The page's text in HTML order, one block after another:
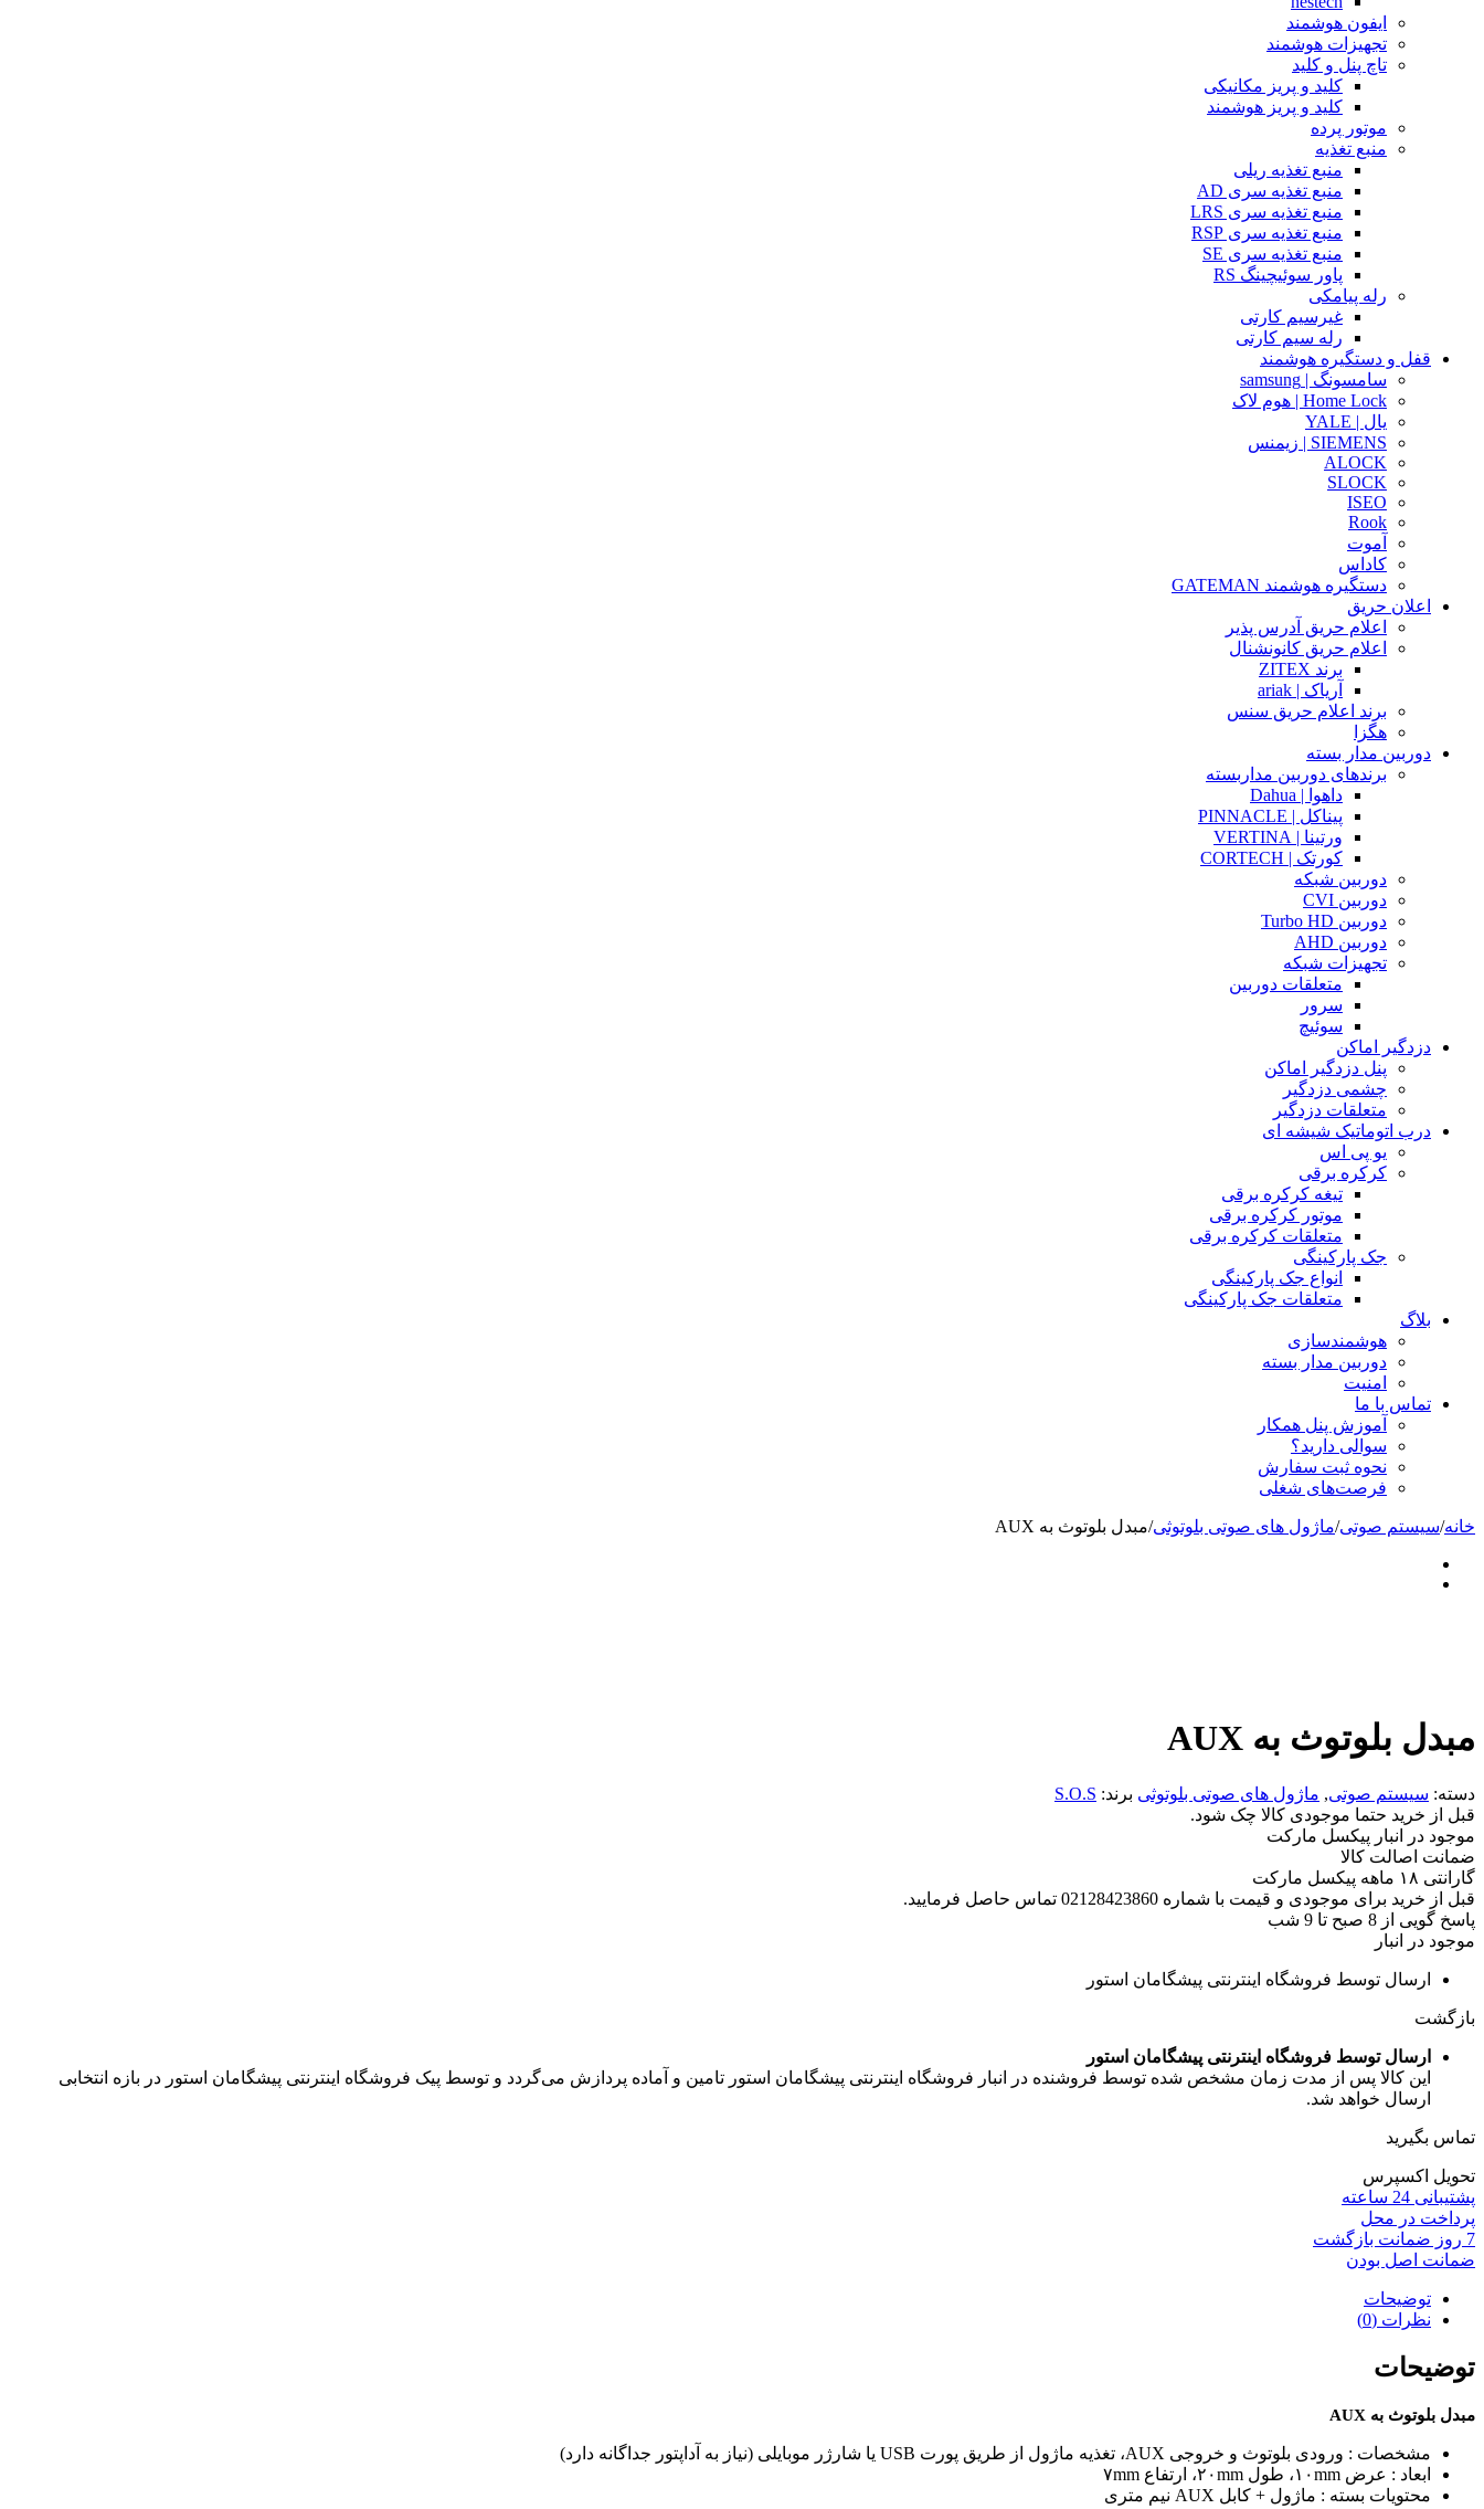
ایفون هوشمند
تجهیزات هوشمند
تاچ پنل و کلید
کلید و پریز مکانیکی
کلید و پریز هوشمند
موتور پرده
منبع تغذیه
منبع تغذیه ریلی
منبع تغذیه سری AD
منبع تغذیه سری LRS
منبع تغذیه سری RSP
منبع تغذیه سری SE
پاور سوئیچینگ RS
رله پیامکی
غیرسیم کارتی
رله سیم کارتی
قفل و دستگیره هوشمند
سامسونگ | samsung
Home Lock | هوم لاک
یال | YALE
SIEMENS | زیمنس
ALOCK
SLOCK
ISEO
Rook
آموت
کاداس
دستگیره هوشمند GATEMAN
اعلان حریق
اعلام حریق آدرس پذیر
اعلام حریق کانونشنال
برند ZITEX
آریاک | ariak
برند اعلام حریق سنس
هگزا
دوربین مدار بسته
برندهای دوربین مداربسته
داهوا | Dahua
پیناکل | PINNACLE
ورتینا | VERTINA
کورتک | CORTECH
دوربین شبکه
دوربین CVI
دوربین Turbo HD
دوربین AHD
تجهیزات شبکه
متعلقات دوربین
سرور
سوئیچ
دزدگیر اماکن
پنل دزدگیر اماکن
چشمی دزدگیر
متعلقات دزدگیر
درب اتوماتیک شیشه ای
یو پی اس
کرکره برقی
تیغه کرکره برقی
موتور کرکره برقی
متعلقات کرکره برقی
جک پارکینگی
انواع جک پارکینگی
متعلقات جک پارکینگی
بلاگ
هوشمندسازی
دوربین مدار بسته
امنیت
تماس با ما
آموزش پنل همکار
سوالی دارید؟
نحوه ثبت سفارش
فرصت‌های شغلی
خانه/سیستم صوتی/ماژول های صوتی بلوتوثی/مبدل بلوتوث به AUX
مبدل بلوتوث به AUX
دسته: سیستم صوتی, ماژول های صوتی بلوتوثی برند: S.O.S
قبل از خرید حتما موجودی کالا چک شود.
موجود در انبار پیکسل مارکت
ضمانت اصالت کالا
گارانتی ۱۸ ماهه پیکسل مارکت
قبل از خرید برای موجودی و قیمت با شماره 02128423860 تماس حاصل فرمایید.
پاسخ گویی از 8 صبح تا 9 شب
موجود در انبار
ارسال توسط فروشگاه اینترنتی پیشگامان استور
بازگشت
ارسال توسط فروشگاه اینترنتی پیشگامان استور
این کالا پس از مدت زمان مشخص شده توسط فروشنده در انبار فروشگاه اینترنتی پیشگامان استور تامین و آماده پردازش می‌گردد و توسط پیک فروشگاه اینترنتی پیشگامان استور در بازه انتخابی
ارسال خواهد شد.
تماس بگیرید
تحویل اکسپرس
پشتیبانی 24 ساعته
پرداخت در محل
7 روز ضمانت بازگشت
ضمانت اصل بودن
توضیحات
نظرات (0)
توضیحات
مبدل بلوتوث به AUX
مشخصات : ورودی بلوتوث و خروجی AUX، تغذیه ماژول از طریق پورت USB یا شارژر موبایلی (نیاز به آداپتور جداگانه دارد)
ابعاد : عرض ۱۰mm، طول ۲۰mm، ارتفاع ۷mm
محتویات بسته : ماژول + کابل AUX نیم متری